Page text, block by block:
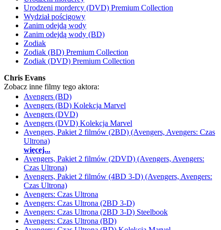
Urodzeni mordercy (DVD) Premium Collection
Wydział pościgowy
Zanim odejdą wody
Zanim odejdą wody (BD)
Zodiak
Zodiak (BD) Premium Collection
Zodiak (DVD) Premium Collection
Chris Evans
Zobacz inne filmy tego aktora:
Avengers (BD)
Avengers (BD) Kolekcja Marvel
Avengers (DVD)
Avengers (DVD) Kolekcja Marvel
Avengers, Pakiet 2 filmów (2BD) (Avengers, Avengers: Czas
Ultrona)
więcej...
Avengers, Pakiet 2 filmów (2DVD) (Avengers, Avengers:
Czas Ultrona)
Avengers, Pakiet 2 filmów (4BD 3-D) (Avengers, Avengers:
Czas Ultrona)
Avengers: Czas Ultrona
Avengers: Czas Ultrona (2BD 3-D)
Avengers: Czas Ultrona (2BD 3-D) Steelbook
Avengers: Czas Ultrona (BD)